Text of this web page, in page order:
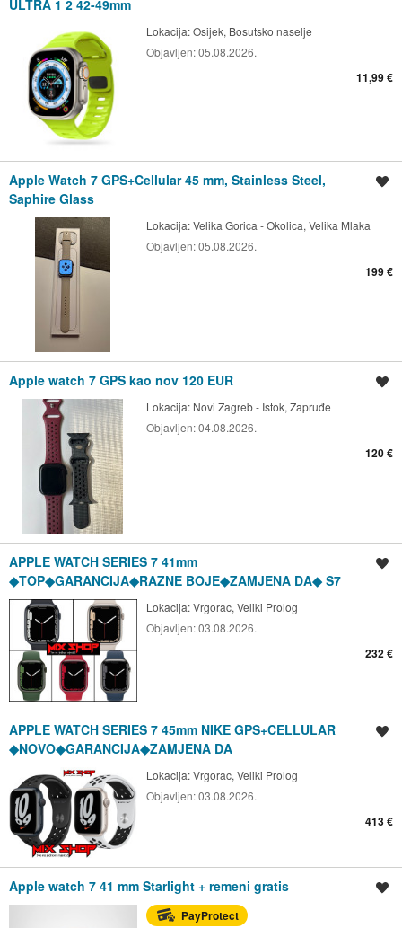
ULTRA 1 2 42-49mm
Lokacija:Osijek, Bosutsko naselje
Objavljen:05.08.2026.
11,99 €
Apple Watch 7 GPS+Cellular 45 mm, Stainless Steel,
Saphire Glass
Lokacija:Velika Gorica - Okolica, Velika Mlaka
Objavljen:05.08.2026.
199 €
Apple watch 7 GPS kao nov 120 EUR
Lokacija: Novi Zagreb - Istok, Zapruđe
Objavljen:04.08.2026.
120 €
APPLE WATCH SERIES 7 41mm
◆TOP◆GARANCIJA◆RAZNE BOJE◆ZAMJENA DA◆ S7
Lokacija:Vrgorac, Veliki Prolog
Objavljen:03.08.2026.
232 €
APPLE WATCH SERIES 7 45mm NIKE GPS+CELLULAR
◆NOVO◆GARANCIJA◆ZAMJENA DA
Lokacija:Vrgorac, Veliki Prolog
Objavljen:03.08.2026.
413 €
Apple watch 7 41 mm Starlight + remeni gratis
PayProtect